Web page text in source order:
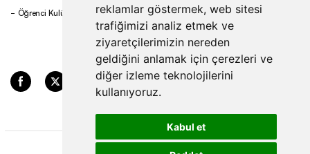
reklamlar göstermek, web sitesi
trafiğimizi analiz etmek ve
ziyaretçilerimizin nereden
geldiğini anlamak için çerezleri ve
diğer izleme teknolojilerini
kullanıyoruz.
Kabul et
Öğrenci Kulüpleri